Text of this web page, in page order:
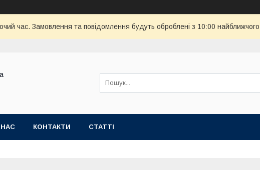
час. Замовлення та повідомлення будуть оброблені з 10:00
КОНТАКТИ СТАТТІ